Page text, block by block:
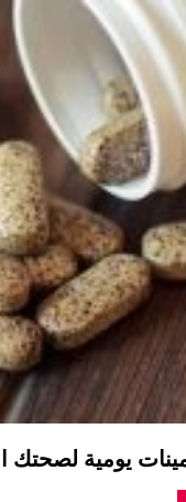
يومية لصحتك